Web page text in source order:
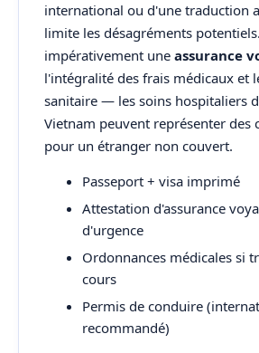
international ou d'une traduction
limite les désagréments
impérativement une assurance
l'intégralité des frais médicaux et
sanitaire — les soins hospitaliers
Vietnam peuvent représenter des
pour un étranger non couvert.
Passeport + visa imprimé
Attestation d'assurance
d'urgence
Ordonnances médicales si
cours
Permis de conduire
recommandé)